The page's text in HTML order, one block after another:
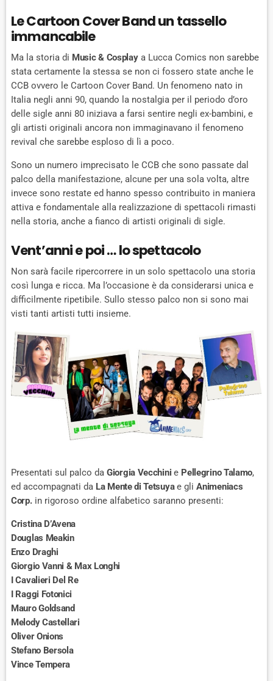
Le Cartoon Cover Band un tassello
immancabile
Ma la storia di Music & Cosplaya Lucca Comics non sarebbe
stata certamente la stessa se non ci fossero state anche le
CCB ovvero le Cartoon Cover Band. Un fenomeno nato in
Italia negli anni 90, quando la nostalgia per il periodo d’oro
delle sigle anni 80 iniziava a farsi sentire negli ex-bambini, e
gli artisti originali ancora non immaginavano il fenomeno
revival che sarebbe esploso di lì a poco.
Sono un numero imprecisato le CCB che sono passate dal
palco della manifestazione, alcune per una sola volta, altre
invece sono restate ed hanno spesso contribuito in maniera
attiva e fondamentale alla realizzazione di spettacoli rimasti
nella storia, anche a fianco di artisti originali di sigle.
Vent’anni e poi … lo spettacolo
Non sarà facile ripercorrere in un solo spettacolo una storia
così lunga e ricca. Ma l’occasione è da considerarsi unica e
difficilmente ripetibile. Sullo stesso palco non si sono mai
visti tanti artisti tutti insieme.
Presentati sul palco da Giorgia Vecchini e Pellegrino Talamo,
ed accompagnati da La Mente di Tetsuyae gliAnimeniacs
Corp.in rigoroso ordine alfabetico saranno presenti:
Cristina D’Avena
Douglas Meakin
Enzo Draghi
Giorgio Vanni & Max Longhi
I Cavalieri Del Re
I Raggi Fotonici
Mauro Goldsand
Melody Castellari
Oliver Onions
Stefano Bersola
Vince Tempera